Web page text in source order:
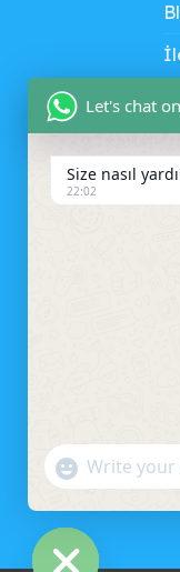
Let's chat
Size nasıl
22:02
WhatsApp